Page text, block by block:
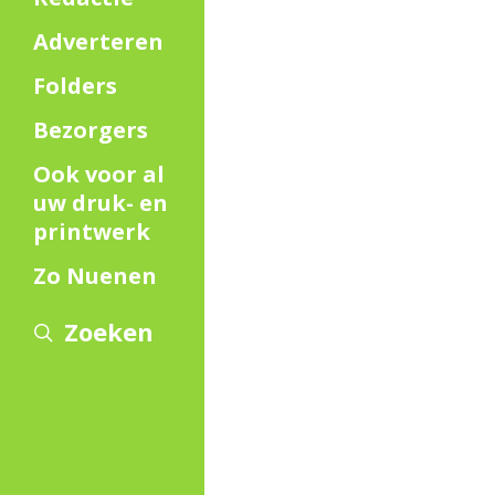
Adverteren
Folders
Bezorgers
Ook voor al
uw druk- en
printwerk
Zo Nuenen
Zoeken